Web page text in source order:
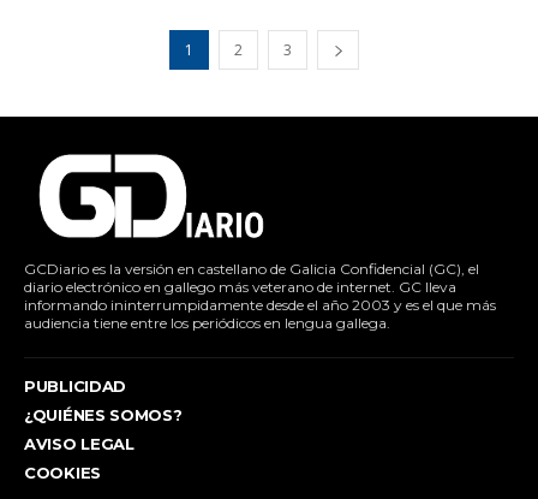
1 2 3
GCDiario es la versión en castellano de Galicia Confidencial (GC), el
diario electrónico en gallego más veterano de internet. GC lleva
informando ininterrumpidamente desde el año 2003 y es el que más
audiencia tiene entre los periódicos en lengua gallega.
PUBLICIDAD
¿QUIÉNES SOMOS?
AVISO LEGAL
COOKIES